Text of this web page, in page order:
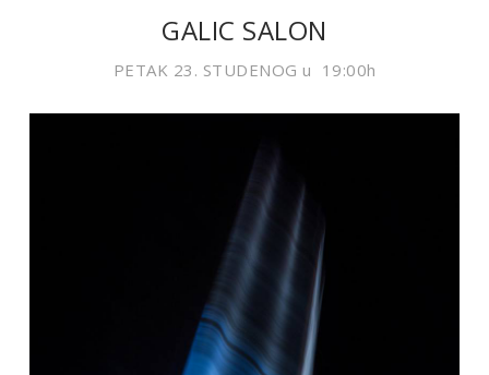
GALIC SALON
PETAK 23. STUDENOG u 19:00h